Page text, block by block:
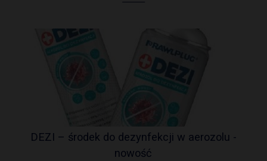
DEZI – środek do dezynfekcji w aerozolu -
nowość